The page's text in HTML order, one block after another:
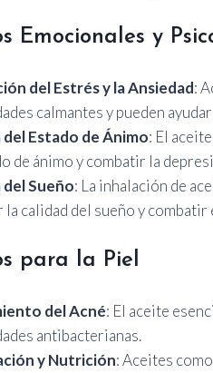
Emocionales y
del Estrés y la Ansiedad:
calmantes y pueden
Estado de Ánimo: El
de ánimo y combatir la
Sueño: La inhalación de
la calidad del sueño y
para la Piel
del Acné: El aceite
antibacterianas.
y Nutrición: Aceites